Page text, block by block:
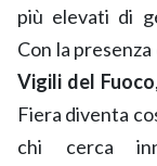
più elevati di
Con la presenza
Vigili del Fuoco
Fiera diventa
chi cerca